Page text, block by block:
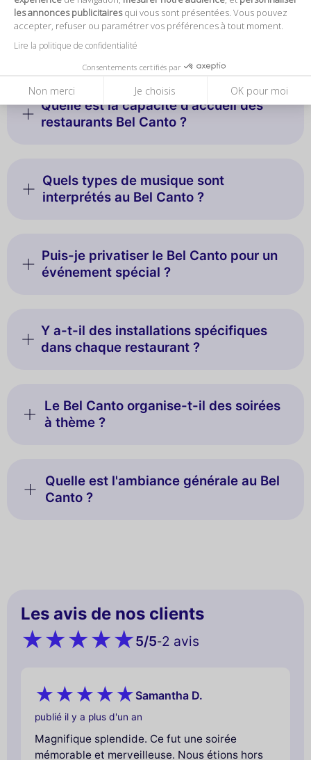
les annonces publicitairesqui vous sont présentées. Vous pouvez
accepter, refuser ou paramétrer vos préférences à tout moment.
Lire la politique de confidentialité
Consentements certifiés par
Non merci Je choisis OK pour moi
Questions fréquentes
Qu'est-ce que le Bel Canto ?
Quelle est la capacité d'accueil des
restaurants Bel Canto ?
Quels types de musique sont
interprétés au Bel Canto ?
Puis-je privatiser le Bel Canto pour un
événement spécial ?
Y a-t-il des installations spécifiques
dans chaque restaurant ?
Le Bel Canto organise-t-il des soirées
à thème ?
Quelle est l'ambiance générale au Bel
Canto ?
Les avis de nos clients
5/5-2 avis
Samantha D.
publié il y a plus d'un an
Magnifique splendide. Ce fut une soirée
mémorable et merveilleuse. Nous étions hors